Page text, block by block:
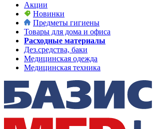
Акции
Новинки
Предметы гигиены
Товары для дома и офиса
Расходные материалы
Дез.средства, баки
Медицинская одежда
Медицинская техника